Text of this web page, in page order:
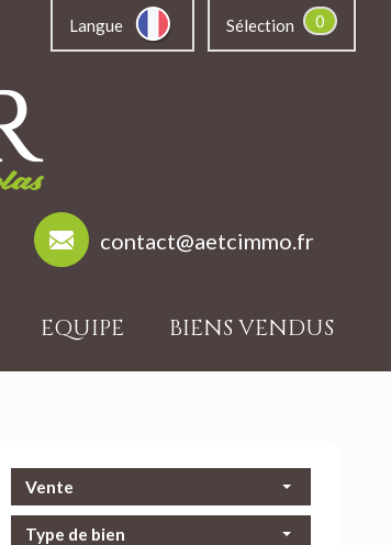
Langue Sélection 0
contact@aetcimmo.fr
EQUIPE BIENS VENDUS
Vente
Type de bien